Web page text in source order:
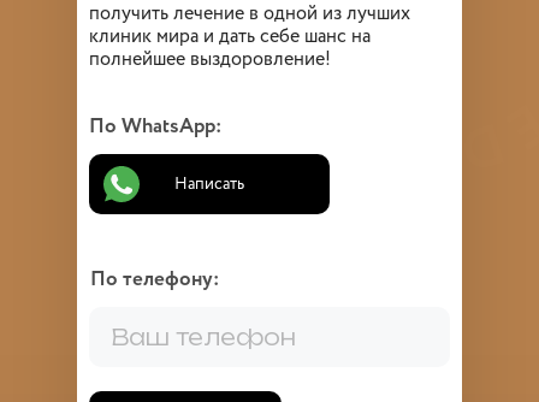
Написать
По WhatsApp:
По телефону:
получить лечение в одной из лучших
клиник мира и дать себе шанс на
полнейшее выздоровление!